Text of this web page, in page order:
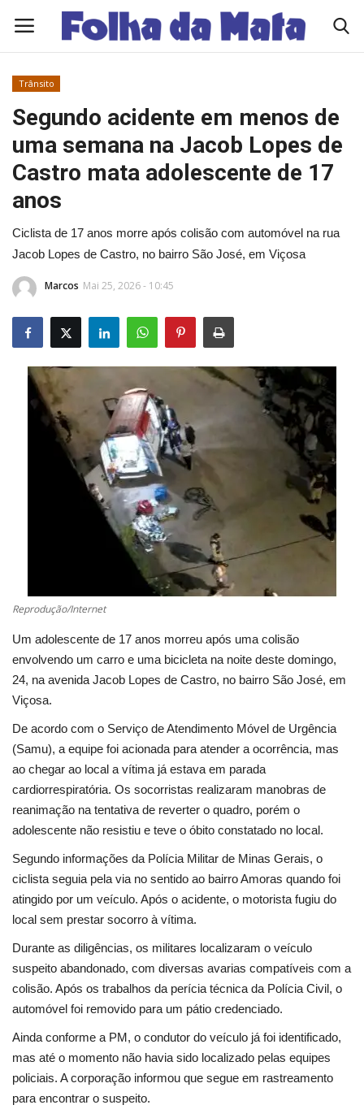
Quem Somos
Como Anunciar
Contato
Eleições 2026
Edições Diárias - NOTÍCIAS DO DIA
Polícia/Acidente
Cultura
Oportunidade
Saúde
Política
Trânsito
Segurança Pública
Economia
Educação
Esporte
Solidariedade
Meio Ambiente
Justiça
Brasil
Minas Gerais
Trânsito
Segundo acidente em menos de
uma semana na Jacob Lopes de
Castro mata adolescente de 17
anos
Ciclista de 17 anos morre após colisão com automóvel na rua
Jacob Lopes de Castro, no bairro São José, em Viçosa
Marcos Mai 25, 2026 - 10:45
Reprodução/Internet
Um adolescente de 17 anos morreu após uma colisão
envolvendo um carro e uma bicicleta na noite deste domingo,
24, na avenida Jacob Lopes de Castro, no bairro São José, em
Viçosa.
De acordo com o Serviço de Atendimento Móvel de Urgência
(Samu), a equipe foi acionada para atender a ocorrência, mas
ao chegar ao local a vítima já estava em parada
cardiorrespiratória. Os socorristas realizaram manobras de
reanimação na tentativa de reverter o quadro, porém o
adolescente não resistiu e teve o óbito constatado no local.
Segundo informações da Polícia Militar de Minas Gerais, o
ciclista seguia pela via no sentido ao bairro Amoras quando foi
atingido por um veículo. Após o acidente, o motorista fugiu do
local sem prestar socorro à vítima.
Durante as diligências, os militares localizaram o veículo
suspeito abandonado, com diversas avarias compatíveis com a
colisão. Após os trabalhos da perícia técnica da Polícia Civil, o
automóvel foi removido para um pátio credenciado.
Ainda conforme a PM, o condutor do veículo já foi identificado,
mas até o momento não havia sido localizado pelas equipes
policiais. A corporação informou que segue em rastreamento
para encontrar o suspeito.